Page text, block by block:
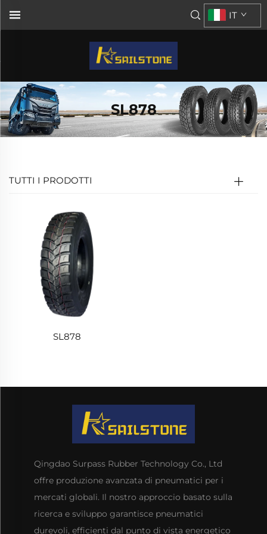
IT
SL878
TUTTI I PRODOTTI
SL878
Qingdao Surpass Rubber Technology Co., Ltd
offre produzione avanzata di pneumatici per i
mercati globali. Il nostro approccio basato sulla
ricerca e sviluppo garantisce pneumatici
durevoli, efficienti dal punto di vista energetico